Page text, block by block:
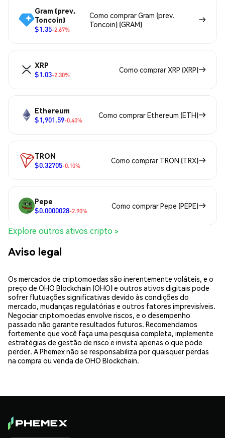
Gram (prev.
Toncoin)
$1.35-2.67%
Como comprar Gram (prev.
Toncoin) (GRAM)
XRP
$1.03-2.30%
Como comprar XRP (XRP)
Ethereum
$1,901.59-0.40%
Como comprar Ethereum (ETH)
TRON
$0.32705-0.10%
Como comprar TRON (TRX)
Pepe
$0.0000028-2.90%
Como comprar Pepe (PEPE)
Explore outros ativos cripto >
Aviso legal
Os mercados de criptomoedas são inerentemente voláteis, e o
preço de OHO Blockchain (OHO) e outros ativos digitais pode
sofrer flutuações significativas devido às condições do
mercado, mudanças regulatórias e outros fatores imprevisíveis.
Negociar criptomoedas envolve riscos, e o desempenho
passado não garante resultados futuros. Recomendamos
fortemente que você faça uma pesquisa completa, implemente
estratégias de gestão de risco e invista apenas o que pode
perder. A Phemex não se responsabiliza por quaisquer perdas
na compra ou venda de OHO Blockchain.